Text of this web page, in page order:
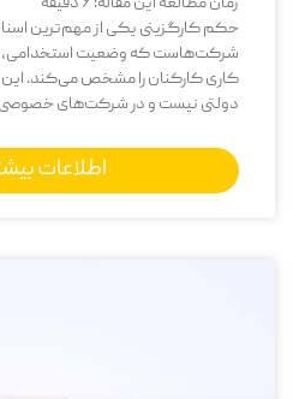
حکم کارگزینی یکی از مهم‌ترین
شرکت‌هاست که وضعیت استخدامی،
کاری کارکنان را مشخص می‌کند.
دولتی نیست و در شرکت‌های
اطلاعات